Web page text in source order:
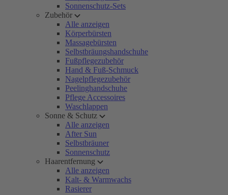
Sonnenschutz-Sets
Zubehör
Alle anzeigen
Körperbürsten
Massagebürsten
Selbstbräungshandschuhe
Fußpflegezubehör
Hand & Fuß-Schmuck
Nagelpflegezubehör
Peelinghandschuhe
Pflege Accessoires
Waschlappen
Sonne & Schutz
Alle anzeigen
After Sun
Selbstbräuner
Sonnenschutz
Haarentfernung
Alle anzeigen
Kalt- & Warmwachs
Rasierer